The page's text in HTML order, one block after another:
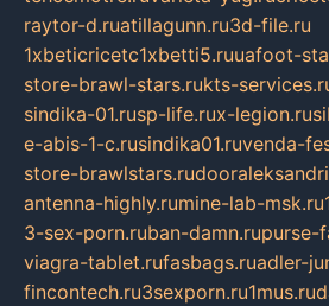
raytor-d.ruatillagunn.ru3d-file.ru
1xbeticricetc1xbetti5.ruuafoot-
store-brawl-stars.rukts-
sindika-01.rusp-life.rux-legion.ru
e-abis-1-c.rusindika01.ruvenda-
store-brawlstars.ru
antenna-highly.rumine-lab-msk.ru
3-sex-porn.ruban-damn.rupurse-
viagra-tablet.rufasbags.ruadler-
fincontech.ru3sexporn.ru1mus.ru